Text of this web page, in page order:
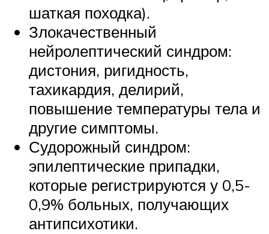
шаткая походка).
Злокачественный
нейролептический синдром:
дистония, ригидность,
тахикардия, делирий,
повышение температуры тела и
другие симптомы.
Судорожный синдром:
эпилептические припадки,
которые регистрируются у 0,5-
0,9% больных, получающих
антипсихотики.